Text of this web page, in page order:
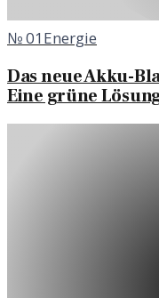
№01Energie
Das neue Akku-
Eine grüne